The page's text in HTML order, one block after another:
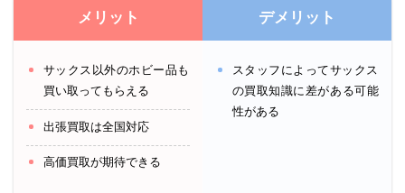
メリット
サックス以外のホビー品も
買い取ってもらえる
出張買取は全国対応
高価買取が期待できる
デメリット
スタッフによってサックス
の買取知識に差がある可能
性がある